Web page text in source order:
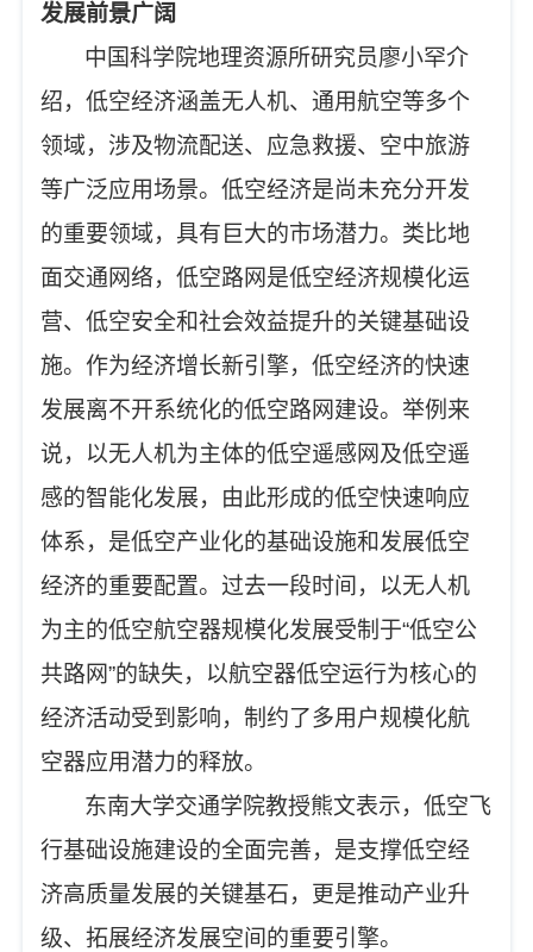
发展前景广阔
中国科学院地理资源所研究员廖小罕介
绍，低空经济涵盖无人机、通用航空等多个
领域，涉及物流配送、应急救援、空中旅游
等广泛应用场景。低空经济是尚未充分开发
的重要领域，具有巨大的市场潜力。类比地
面交通网络，低空路网是低空经济规模化运
营、低空安全和社会效益提升的关键基础设
施。作为经济增长新引擎，低空经济的快速
发展离不开系统化的低空路网建设。举例来
说，以无人机为主体的低空遥感网及低空遥
感的智能化发展，由此形成的低空快速响应
体系，是低空产业化的基础设施和发展低空
经济的重要配置。过去一段时间，以无人机
为主的低空航空器规模化发展受制于“低空公
共路网”的缺失，以航空器低空运行为核心的
经济活动受到影响，制约了多用户规模化航
空器应用潜力的释放。
东南大学交通学院教授熊文表示，低空飞
行基础设施建设的全面完善，是支撑低空经
济高质量发展的关键基石，更是推动产业升
级、拓展经济发展空间的重要引擎。